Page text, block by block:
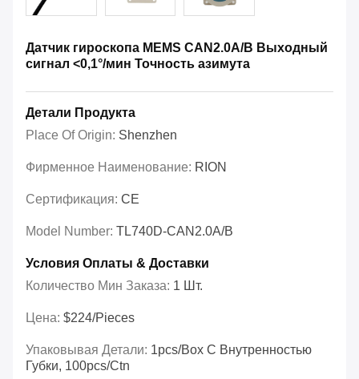
Датчик гироскопа MEMS CAN2.0A/B Выходный
сигнал <0,1°/мин Точность азимута
Детали Продукта
Place Of Origin: Shenzhen
Фирменное Наименование: RION
Сертификация: CE
Model Number: TL740D-CAN2.0A/B
Условия Оплаты & Доставки
Количество Мин Заказа: 1 Шт.
Цена: $224/Pieces
Упаковывая Детали: 1pcs/box С Внутренностью
Губки, 100pcs/ctn